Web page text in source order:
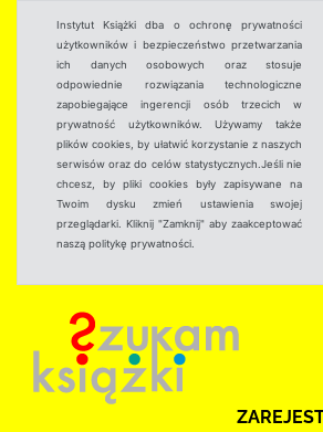
Instytut Książki dba o ochronę prywatności
użytkowników i bezpieczeństwo przetwarzania
ich danych osobowych oraz stosuje
odpowiednie rozwiązania technologiczne
zapobiegające ingerencji osób trzecich w
prywatność użytkowników. Używamy także
plików cookies, by ułatwić korzystanie z naszych
serwisów oraz do celów statystycznych.Jeśli nie
chcesz, by pliki cookies były zapisywane na
Twoim dysku zmień ustawienia swojej
przeglądarki. Kliknij "Zamknij" aby zaakceptować
naszą politykę prywatności.